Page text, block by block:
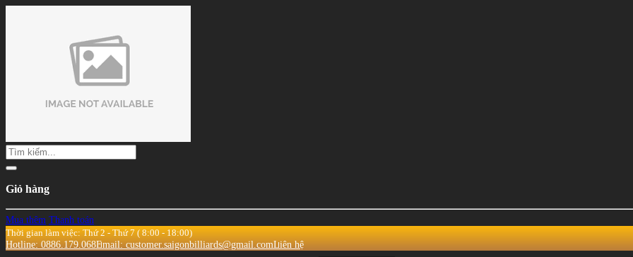
Giỏ hàng
Mua thêm Thanh toán
Thời gian làm việc: Thứ 2 - Thứ 7 ( 8:00 - 18:00)
Hotline: 0886.179.068Email: customer.saigonbilliards@gmail.comLiên hệ